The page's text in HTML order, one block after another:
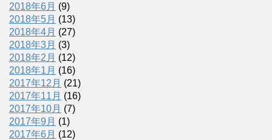
2018年6月 (9)
2018年5月 (13)
2018年4月 (27)
2018年3月 (3)
2018年2月 (12)
2018年1月 (16)
2017年12月 (21)
2017年11月 (16)
2017年10月 (7)
2017年9月 (1)
2017年6月 (12)